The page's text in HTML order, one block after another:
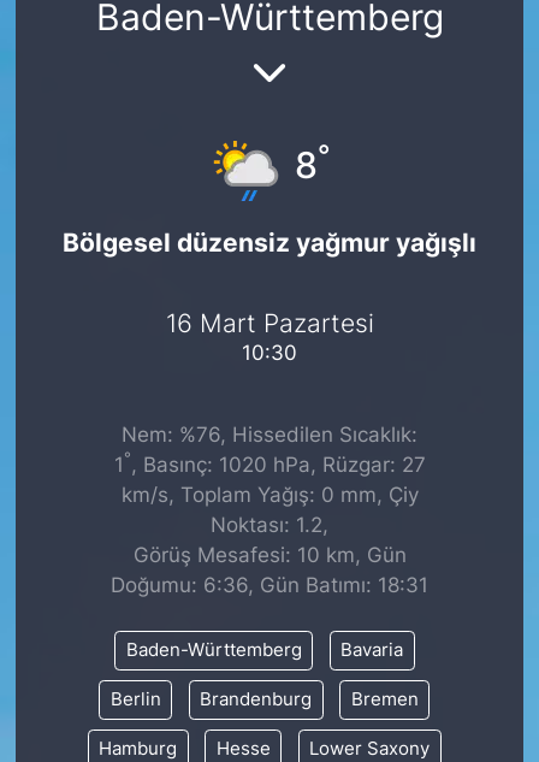
Baden-Württemberg
8°
Bölgesel düzensiz yağmur yağışlı
16 Mart Pazartesi
10:30
Nem: %76, Hissedilen Sıcaklık:
1 ° , Basınç: 1020 hPa, Rüzgar: 27
km/s, Toplam Yağış: 0 mm, Çiy
Noktası: 1.2,
Görüş Mesafesi: 10 km, Gün
Doğumu: 6:36, Gün Batımı: 18:31
Baden-Württemberg Bavaria
Berlin Brandenburg Bremen
Hamburg Hesse Lower Saxony